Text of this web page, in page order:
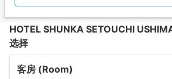
HOTEL SHUNKA SETOUCHI
选择
客房 (Room)